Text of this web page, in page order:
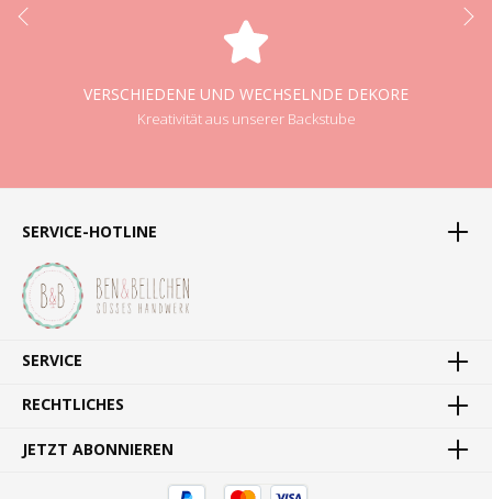
VERSCHIEDENE UND WECHSELNDE DEKORE
Kreativität aus unserer Backstube
SERVICE-HOTLINE
SERVICE
RECHTLICHES
JETZT ABONNIEREN